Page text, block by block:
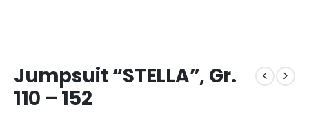
Jumpsuit “STELLA”, Gr.
110 – 152